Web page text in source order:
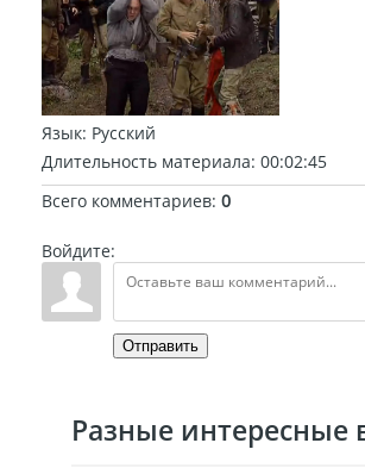
Язык: Русский
Длительность материала: 00:02:45
Всего комментариев: 0
Войдите:
Отправить
Разные интересные